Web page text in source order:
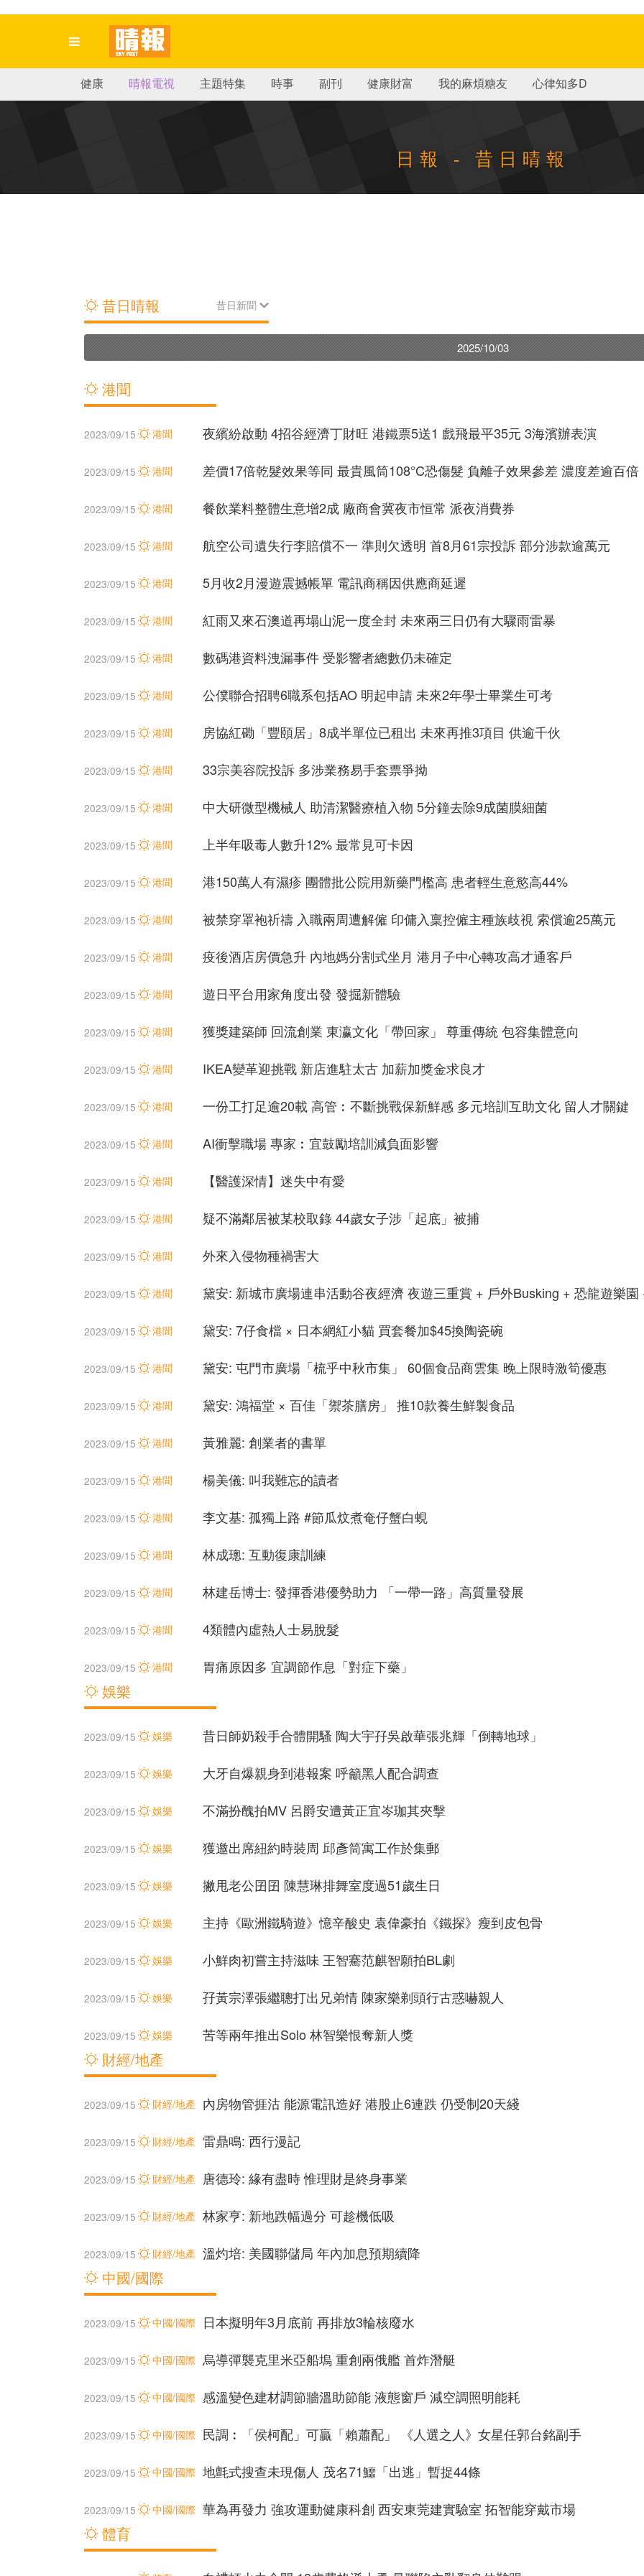
健康 晴報電視 主題特集 時事 副刊 健康財富 我的麻煩糖友 心律知多D
日報 - 昔日晴報
昔日晴報 昔日新聞
2025/10/03
港聞
夜繽紛啟動 4招谷經濟丁財旺 港鐵票5送1 戲飛最平35元 3海濱辦表演
港聞
2023/09/15
差價17倍乾髮效果等同 最貴風筒108°C恐傷髮 負離子效果參差 濃度差逾百倍
港聞
2023/09/15
餐飲業料整體生意增2成 廠商會冀夜市恒常 派夜消費券
港聞
2023/09/15
航空公司遺失行李賠償不一 準則欠透明 首8月61宗投訴 部分涉款逾萬元
港聞
2023/09/15
5月收2月漫遊震撼帳單 電訊商稱因供應商延遲
港聞
2023/09/15
紅雨又來石澳道再塌山泥一度全封 未來兩三日仍有大驟雨雷暴
港聞
2023/09/15
數碼港資料洩漏事件 受影響者總數仍未確定
港聞
2023/09/15
公僕聯合招聘6職系包括AO 明起申請 未來2年學士畢業生可考
港聞
2023/09/15
房協紅磡「豐頤居」8成半單位已租出 未來再推3項目 供逾千伙
港聞
2023/09/15
33宗美容院投訴 多涉業務易手套票爭拗
港聞
2023/09/15
中大研微型機械人 助清潔醫療植入物 5分鐘去除9成菌膜細菌
港聞
2023/09/15
上半年吸毒人數升12% 最常見可卡因
港聞
2023/09/15
港150萬人有濕疹 團體批公院用新藥門檻高 患者輕生意慾高44%
港聞
2023/09/15
被禁穿罩袍祈禱 入職兩周遭解僱 印傭入稟控僱主種族歧視 索償逾25萬元
港聞
2023/09/15
疫後酒店房價急升 內地媽分割式坐月 港月子中心轉攻高才通客戶
港聞
2023/09/15
遊日平台用家角度出發 發掘新體驗
港聞
2023/09/15
獲獎建築師 回流創業 東瀛文化「帶回家」 尊重傳統 包容集體意向
港聞
2023/09/15
IKEA變革迎挑戰 新店進駐太古 加薪加獎金求良才
港聞
2023/09/15
一份工打足逾20載 高管︰不斷挑戰保新鮮感 多元培訓互助文化 留人才關鍵
港聞
2023/09/15
AI衝擊職場 專家︰宜鼓勵培訓減負面影響
港聞
2023/09/15
【醫護深情】迷失中有愛
港聞
2023/09/15
疑不滿鄰居被某校取錄 44歲女子涉「起底」被捕
港聞
2023/09/15
外來入侵物種禍害大
港聞
2023/09/15
黛安: 新城市廣場連串活動谷夜經濟 夜遊三重賞 + 戶外Busking + 恐龍遊樂園
港聞
2023/09/15
黛安: 7仔食檔 × 日本網紅小貓 買套餐加$45換陶瓷碗
港聞
2023/09/15
黛安: 屯門市廣場「梳乎中秋市集」 60個食品商雲集 晚上限時激筍優惠
港聞
2023/09/15
黛安: 鴻福堂 × 百佳「禦茶膳房」 推10款養生鮮製食品
港聞
2023/09/15
黃雅麗: 創業者的書單
港聞
2023/09/15
楊美儀: 叫我難忘的讀者
港聞
2023/09/15
李文基: 孤獨上路 #節瓜炆煮奄仔蟹白蜆
港聞
2023/09/15
林成璁: 互動復康訓練
港聞
2023/09/15
林建岳博士: 發揮香港優勢助力 「一帶一路」高質量發展
港聞
2023/09/15
4類體內虛熱人士易脫髮
港聞
2023/09/15
胃痛原因多 宜調節作息「對症下藥」
港聞
2023/09/15
娛樂
昔日師奶殺手合體開騷 陶大宇孖吳啟華張兆輝「倒轉地球」
娛樂
2023/09/15
大牙自爆親身到港報案 呼籲黑人配合調查
娛樂
2023/09/15
不滿扮醜拍MV 呂爵安遭黃正宜岑珈其夾擊
娛樂
2023/09/15
獲邀出席紐約時裝周 邱彥筒寓工作於集郵
娛樂
2023/09/15
撇甩老公囝囝 陳慧琳排舞室度過51歲生日
娛樂
2023/09/15
主持《歐洲鐵騎遊》憶辛酸史 袁偉豪拍《鐵探》瘦到皮包骨
娛樂
2023/09/15
小鮮肉初嘗主持滋味 王智騫范麒智願拍BL劇
娛樂
2023/09/15
孖黃宗澤張繼聰打出兄弟情 陳家樂剃頭行古惑嚇親人
娛樂
2023/09/15
苦等兩年推出Solo 林智樂恨奪新人獎
娛樂
2023/09/15
財經/地產
內房物管捱沽 能源電訊造好 港股止6連跌 仍受制20天綫
財經/地產
2023/09/15
雷鼎鳴: 西行漫記
財經/地產
2023/09/15
唐德玲: 緣有盡時 惟理財是終身事業
財經/地產
2023/09/15
林家亨: 新地跌幅過分 可趁機低吸
財經/地產
2023/09/15
溫灼培: 美國聯儲局 年內加息預期續降
財經/地產
2023/09/15
中國/國際
日本擬明年3月底前 再排放3輪核廢水
中國/國際
2023/09/15
烏導彈襲克里米亞船塢 重創兩俄艦 首炸潛艇
中國/國際
2023/09/15
感溫變色建材調節牆溫助節能 液態窗戶 減空調照明能耗
中國/國際
2023/09/15
民調︰「侯柯配」可贏「賴蕭配」 《人選之人》女星任郭台銘副手
中國/國際
2023/09/15
地氈式搜查未現傷人 茂名71鱷「出逃」暫捉44條
中國/國際
2023/09/15
華為再發力 強攻運動健康科創 西安東莞建實驗室 拓智能穿戴市場
中國/國際
2023/09/15
體育